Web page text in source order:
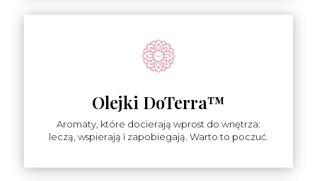
Olejki DoTerra™
Aromaty, które docierają wprost do wnętrza:
leczą, wspierają i zapobiegają. Warto to poczuć.